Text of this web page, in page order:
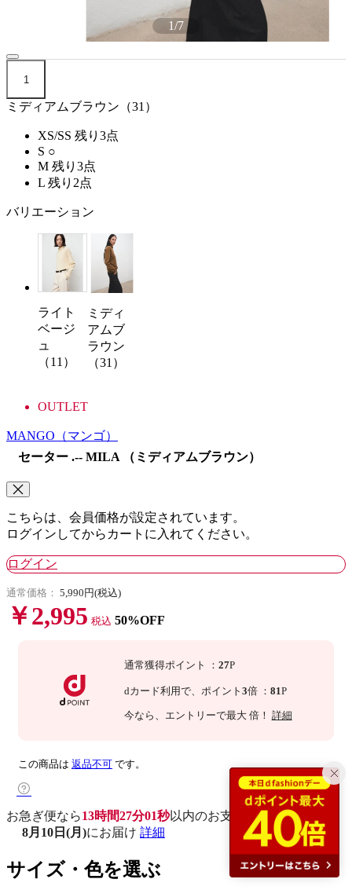
1/7
1
ミディアムブラウン（31）
XS/SS 残り3点
S ○
M 残り3点
L 残り2点
バリエーション
ライト
ベージ
ュ
（11）
ミディ
アムブ
ラウン
（31）
OUTLET
MANGO （マンゴ）
セーター .-- MILA （ミディアムブラウン）
こちらは、会員価格が設定されています。
ログインしてからカートに入れてください。
ログイン
通常価格： 5,990円(税込)
￥2,995 税込 50%OFF
通常獲得ポイント ： 27P
dカード利用で、 ポイント 3倍 ： 81P
今なら 、エントリーで最大 倍！ 詳細
この商品は 返品不可 です。
お急ぎ便なら13時間27分00秒以内のお支払いで
8月10日(月)にお届け 詳細
サイズ・色を選ぶ